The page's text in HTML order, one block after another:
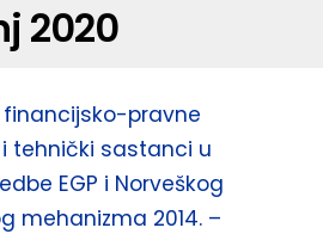
2020
financijsko-pravne
tehnički sastanci u
EGP i Norveškog
mehanizma 2014. –